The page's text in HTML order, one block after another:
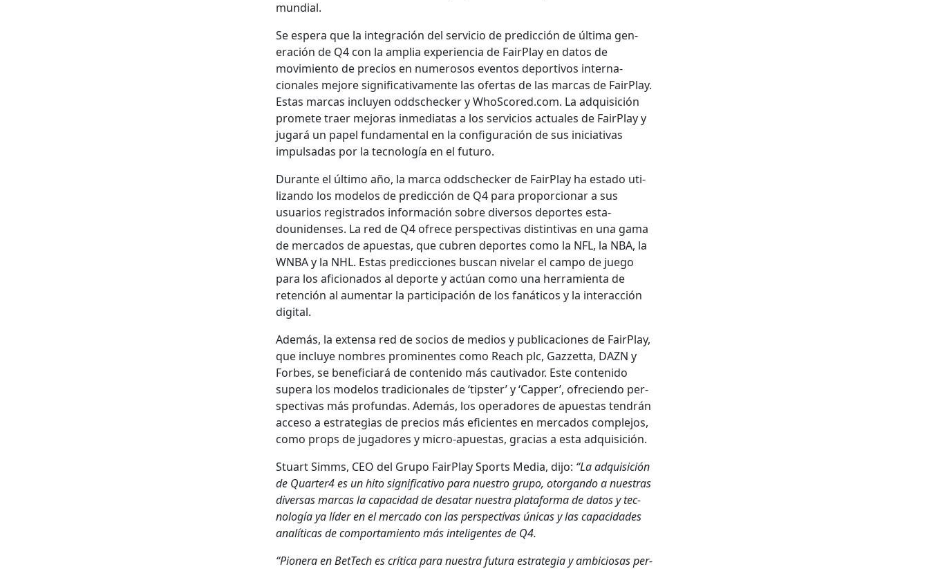
mundi­al.
Se espera que la inte­gración del ser­vi­cio de predic­ción de últi­ma gen­
eración de Q4 con la amplia expe­ri­en­cia de Fair­Play en datos de
movimien­to de pre­cios en numerosos even­tos deportivos inter­na­
cionales mejore sig­ni­fica­ti­va­mente las ofer­tas de las mar­cas de Fair­Play.
Estas mar­cas incluyen odd­scheck­er y WhoScored.com. La adquisi­ción
prom­ete traer mejo­ras inmedi­atas a los ser­vi­cios actuales de Fair­Play y
jugará un papel fun­da­men­tal en la con­fig­u­ración de sus ini­cia­ti­vas
impul­sadas por la tec­nología en el futuro.
Durante el últi­mo año, la mar­ca odd­scheck­er de Fair­Play ha esta­do uti­
lizan­do los mod­e­los de predic­ción de Q4 para pro­por­cionar a sus
usuar­ios reg­istra­dos infor­ma­ción sobre diver­sos deportes esta­
dounidens­es. La red de Q4 ofrece per­spec­ti­vas dis­tin­ti­vas en una gama
de mer­ca­dos de apues­tas, que cubren deportes como la NFL, la NBA, la
WNBA y la NHL. Estas predic­ciones bus­can nive­lar el cam­po de juego
para los afi­ciona­dos al deporte y actúan como una her­ramien­ta de
reten­ción al aumen­tar la par­tic­i­pación de los fanáti­cos y la inter­ac­ción
dig­i­tal.
Además, la exten­sa red de socios de medios y pub­li­ca­ciones de Fair­Play,
que incluye nom­bres promi­nentes como Reach plc, Gazzetta, DAZN y
Forbes, se ben­e­fi­cia­rá de con­tenido más cau­ti­vador. Este con­tenido
supera los mod­e­los tradi­cionales de ‘tip­ster’ y ‘Cap­per’, ofre­cien­do per­
spec­ti­vas más pro­fun­das. Además, los oper­adores de apues­tas ten­drán
acce­so a estrate­gias de pre­cios más efi­cientes en mer­ca­dos com­ple­jos,
como props de jugadores y micro-apues­tas, gra­cias a esta adquisi­ción.
Stu­art Simms, CEO del Grupo Fair­Play Sports Media, dijo: “La adquisi­ción
de Quarter4 es un hito sig­ni­fica­ti­vo para nue­stro grupo, otor­gan­do a nues­tras
diver­sas mar­cas la capaci­dad de desa­tar nues­tra platafor­ma de datos y tec­
nología ya líder en el mer­ca­do con las per­spec­ti­vas úni­cas y las capaci­dades
analíti­cas de com­por­tamien­to más inteligentes de Q4.
“Pio­nera en Bet­Tech es críti­ca para nues­tra futu­ra estrate­gia y ambi­ciosas per­